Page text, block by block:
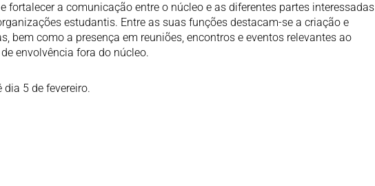
fortalecer a comunicação entre o núcleo e as diferentes partes interessadas
estudantis. Entre as suas funções destacam-se a criação e
bem como a presença em reuniões, encontros e eventos relevantes ao
envolvência fora do núcleo.
5 de fevereiro.